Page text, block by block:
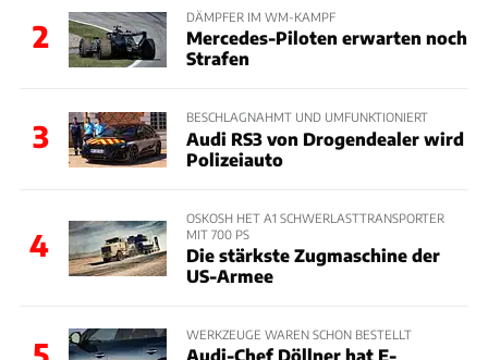
2
DÄMPFER IM WM-KAMPF
Mercedes-Piloten erwarten noch
Strafen
3
BESCHLAGNAHMT UND UMFUNKTIONIERT
Audi RS3 von Drogendealer wird
Polizeiauto
4
OSKOSH HET A1 SCHWERLASTTRANSPORTER
MIT 700 PS
Die stärkste Zugmaschine der
US-Armee
WERKZEUGE WAREN SCHON BESTELLT
Audi-Chef Döllner hat E-